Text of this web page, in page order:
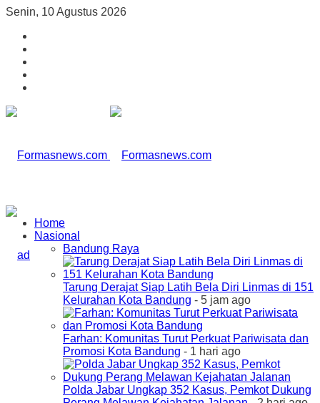
Senin, 10 Agustus 2026
Home
Nasional
Bandung Raya
Tarung Derajat Siap Latih Bela Diri Linmas di 151
Kelurahan Kota Bandung - 5 jam ago
Farhan: Komunitas Turut Perkuat Pariwisata dan
Promosi Kota Bandung - 1 hari ago
Polda Jabar Ungkap 352 Kasus, Pemkot Dukung